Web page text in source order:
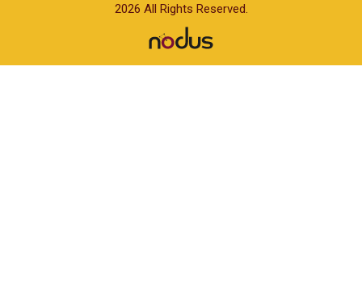
2026 All Rights Reserved.